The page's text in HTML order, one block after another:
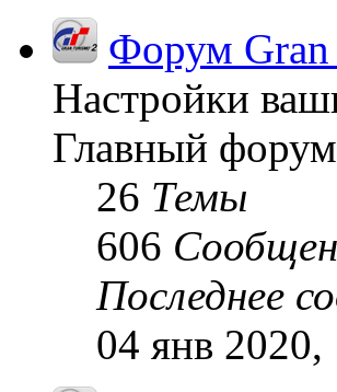
Форум
Настройки
Главный
26 Темы
606
Последнее
04 янв 2020,